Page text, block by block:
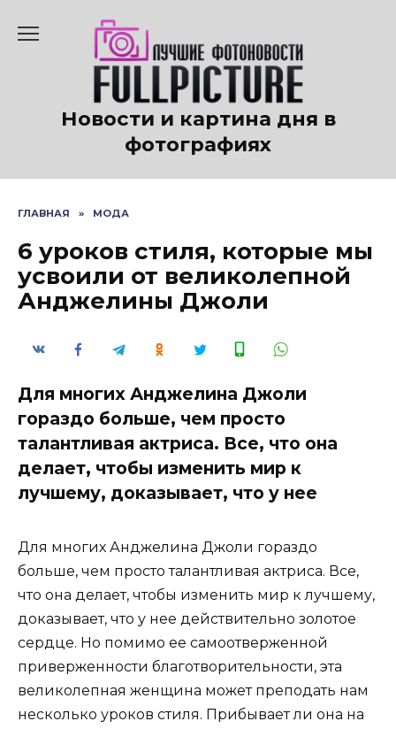
содержанию
Новости и картина дня в
фотографиях
ГЛАВНАЯ » МОДА
6 уроков стиля, которые мы
усвоили от великолепной
Анджелины Джоли
Для многих Анджелина Джоли
гораздо больше, чем просто
талантливая актриса. Все, что она
делает, чтобы изменить мир к
лучшему, доказывает, что у нее
Для многих Анджелина Джоли гораздо
больше, чем просто талантливая актриса. Все,
что она делает, чтобы изменить мир к лучшему,
доказывает, что у нее действительно золотое
сердце. Но помимо ее самоотверженной
приверженности благотворительности, эта
великолепная женщина может преподать нам
несколько уроков стиля. Прибывает ли она на